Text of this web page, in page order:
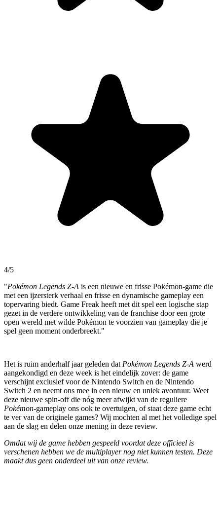
4/5
"Pokémon Legends Z-A is een nieuwe en frisse Pokémon-game die
met een ijzersterk verhaal en frisse en dynamische gameplay een
topervaring biedt. Game Freak heeft met dit spel een logische stap
gezet in de verdere ontwikkeling van de franchise door een grote
open wereld met wilde Pokémon te voorzien van gameplay die je
spel geen moment onderbreekt."
Het is ruim anderhalf jaar geleden datPokémon Legends Z-A werd
aangekondigd en deze week is het eindelijk zover: de game
verschijnt exclusief voor de Nintendo Switch en de Nintendo
Switch 2 en neemt ons mee in een nieuw en uniek avontuur. Weet
deze nieuwe spin-off die nóg meer afwijkt van de reguliere
Pokémon-gameplay ons ook te overtuigen, of staat deze game echt
te ver van de originele games? Wij mochten al met het volledige spel
aan de slag en delen onze mening in deze review.
Omdat wij de game hebben gespeeld voordat deze officieel is
verschenen hebben we de multiplayer nog niet kunnen testen. Deze
maakt dus geen onderdeel uit van onze review.